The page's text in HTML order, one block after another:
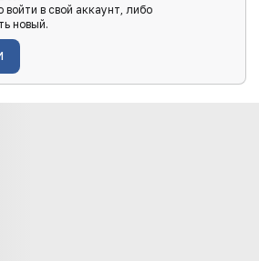
в свой аккаунт, либо
новый.